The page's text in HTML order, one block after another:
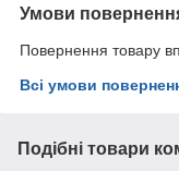
Умови
Повернення товару
Всі умови
Подібні товари